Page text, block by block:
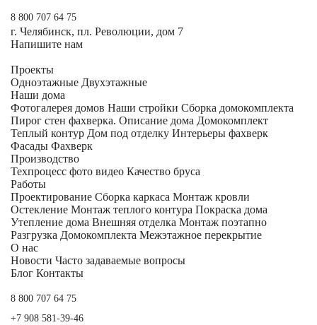
8 800 707 64 75
г. Челябинск, пл. Революции, дом 7
Напишите нам
Проекты
Одноэтажные Двухэтажные
Наши дома
Фотогалерея домов Наши стройки Сборка домокомплекта
Пирог стен фахверка. Описание дома Домокомплект
Теплый контур Дом под отделку Интерьеры фахверк
Фасады Фахверк
Производство
Техпроцесс фото видео Качество бруса
Работы
Проектирование Сборка каркаса Монтаж кровли
Остекление Монтаж теплого контура Покраска дома
Утепление дома Внешняя отделка Монтаж поэтапно
Разгрузка Домокомплекта Межэтажное перекрытие
О нас
Новости Часто задаваемые вопросы
Блог Контакты
8 800 707 64 75
+7 908 581-39-46